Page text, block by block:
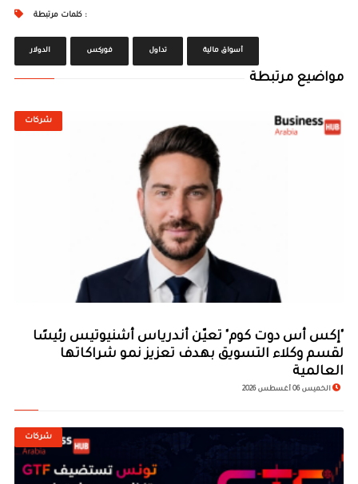
كلمات مرتبطة :
الدولار فوركس تداول أسواق مالية
مواضيع مرتبطة
شركات
"إكس أس دوت كوم" تعيّن أندرياس أشنيوتيس رئيسًا
لقسم وكلاء التسويق بهدف تعزيز نمو شراكاتها
العالمية
الخميس 06 أغسطس 2026
شركات